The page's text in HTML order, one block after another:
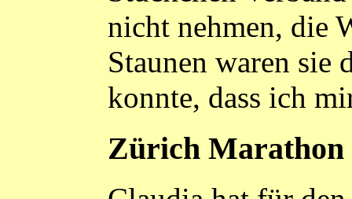
nicht nehmen, die
Staunen waren sie
konnte, dass ich
Zürich Marathon